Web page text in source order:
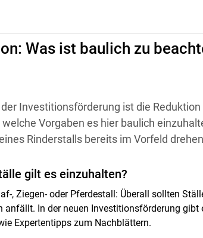
Was ist baulich zu
Investitionsförderung ist die
Vorgaben es hier baulich
Rinderstalls bereits im Vorfeld
gilt es einzuhalten?
, Ziegen- oder Pferdestall: Überall sollten
In der neuen Investitionsförderung gibt
Expertentipps zum Nachblättern.